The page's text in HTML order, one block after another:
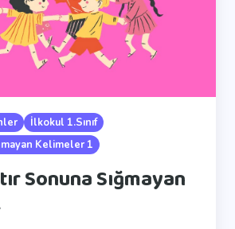
İlkokul 1.Sınıf
Kelimeler 1
Sonuna Sığmayan